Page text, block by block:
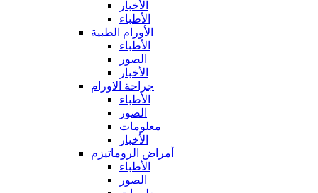
الأخبار
الأطباء
الأورام الطبية
الأطباء
الصور
الأخبار
جراحة الاورام
الأطباء
الصور
معلومات
الأخبار
أمراض الروماتيزم
الأطباء
الصور